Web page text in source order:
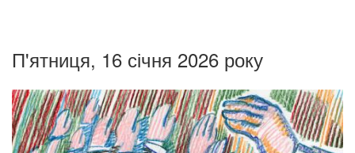
П'ятниця, 16 січня 2026 року